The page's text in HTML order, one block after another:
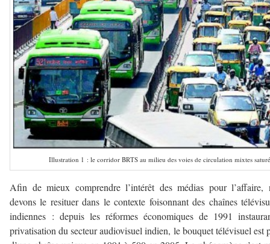
Illustration 1 : le corridor BRTS au milieu des voies de circulation mixtes
Afin de mieux comprendre l’intérêt des médias pour l’affaire,
devons le resituer dans le contexte foisonnant des chaînes
indiennes : depuis les réformes économiques de 1991
privatisation du secteur audiovisuel indien, le bouquet télévisuel est